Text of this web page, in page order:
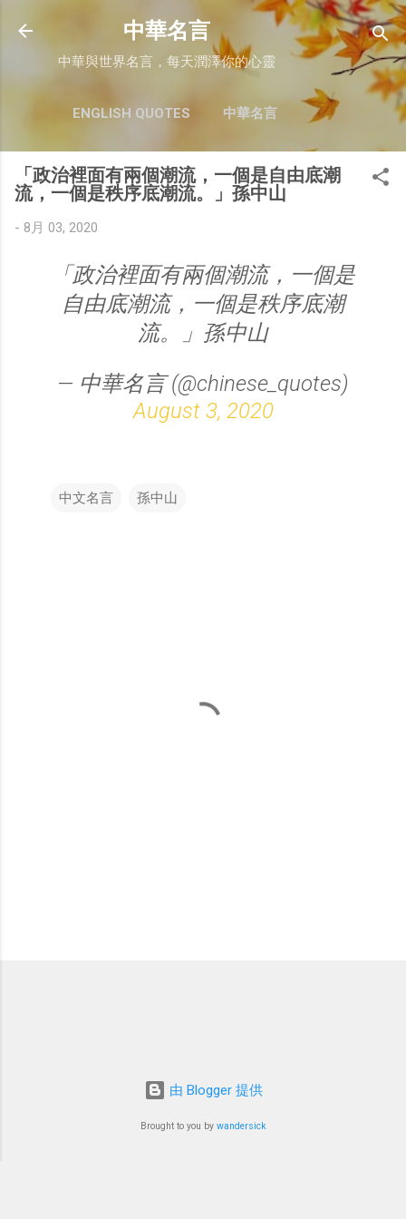
跳至主要內容
中華名言
中華與世界名言，每天潤澤你的心靈
ENGLISH QUOTES 中華名言
「政治裡面有兩個潮流，一個是自由底潮
流，一個是秩序底潮流。」孫中山
- 8月 03, 2020
「政治裡面有兩個潮流，一個是
自由底潮流，一個是秩序底潮
流。」孫中山
— 中華名言 (@chinese_quotes)
August 3, 2020
中文名言 孫中山
由 Blogger 提供
Brought to you by wandersick